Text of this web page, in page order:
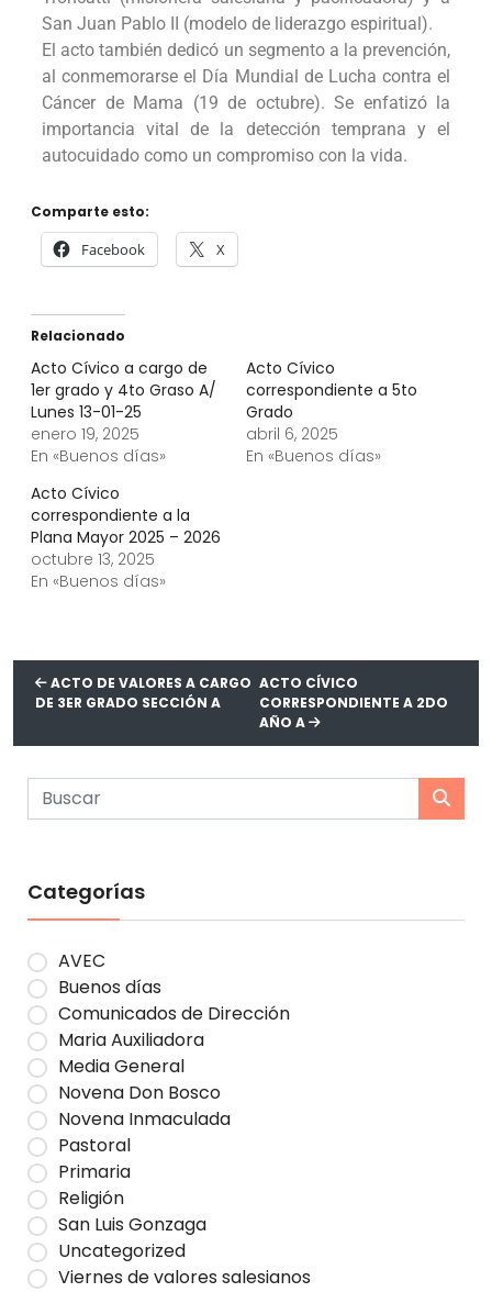
San Juan Pablo II (modelo de liderazgo espiritual).
​El acto también dedicó un segmento a la prevención,
al conmemorarse el Día Mundial de Lucha contra el
Cáncer de Mama (19 de octubre). Se enfatizó la
importancia vital de la detección temprana y el
autocuidado como un compromiso con la vida.
Comparte esto:
Facebook X
Relacionado
Acto Cívico a cargo de
1er grado y 4to Graso A/
Lunes 13-01-25
enero 19, 2025
En «Buenos días»
Acto Cívico
correspondiente a 5to
Grado
abril 6, 2025
En «Buenos días»
Acto Cívico
correspondiente a la
Plana Mayor 2025 – 2026
octubre 13, 2025
En «Buenos días»
ACTO DE VALORES A CARGO
DE 3ER GRADO SECCIÓN A
ACTO CÍVICO
CORRESPONDIENTE A 2DO
AÑO A
Categorías
AVEC
Buenos días
Comunicados de Dirección
Maria Auxiliadora
Media General
Novena Don Bosco
Novena Inmaculada
Pastoral
Primaria
Religión
San Luis Gonzaga
Uncategorized
Viernes de valores salesianos